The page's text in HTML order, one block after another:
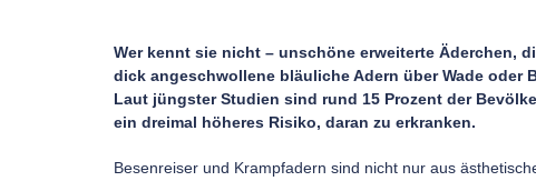
Wer kennt sie nicht – unschöne erweiterte Äderchen,
dick angeschwollene bläuliche Adern über Wade oder
Laut jüngster Studien sind rund 15 Prozent der
ein dreimal höheres Risiko, daran zu erkranken.
Besenreiser und Krampfadern sind nicht nur aus